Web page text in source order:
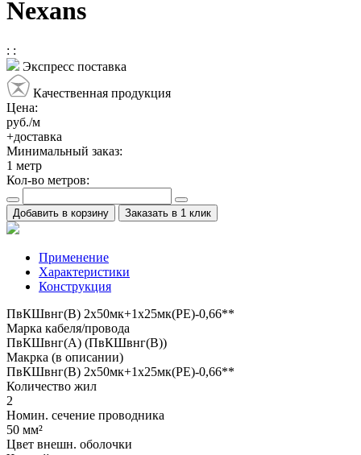
Nexans
: :
Экспресс поставка
Качественная продукция
Цена:
руб./м
+доставка
Минимальный заказ:
1 метр
Кол-во метров:
Добавить в корзину Заказать в 1 клик
Применение
Характеристики
Конструкция
ПвКШвнг(B) 2x50мк+1x25мк(PE)-0,66**
Марка кабеля/провода
ПвКШвнг(А) (ПвКШвнг(B))
Макрка (в описании)
ПвКШвнг(B) 2x50мк+1x25мк(PE)-0,66**
Количество жил
2
Номин. сечение проводника
50 мм²
Цвет внешн. оболочки